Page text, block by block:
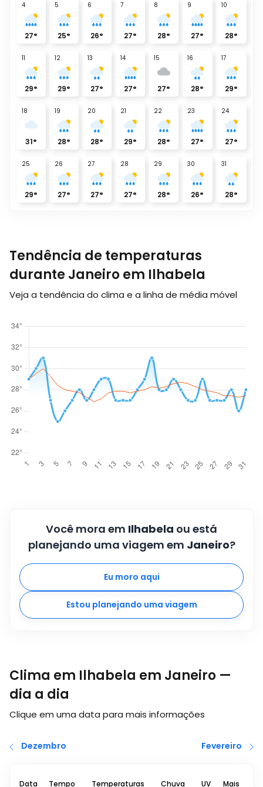
4
27°
5
25°
6
26°
7
27°
8
28°
9
27°
10
28°
11
29°
12
29°
13
27°
14
27°
15
27°
16
28°
17
29°
18
31°
19
28°
20
28°
21
29°
22
28°
23
27°
24
27°
25
29°
26
27°
27
27°
28
27°
29
28°
30
26°
31
28°
Tendência de temperaturas
durante Janeiro em Ilhabela
Veja a tendência do clima e a linha de média móvel
Você mora em Ilhabela ou está
planejando uma viagem em Janeiro?
Eu moro aqui
Estou planejando uma viagem
Clima em Ilhabela em Janeiro —
dia a dia
Clique em uma data para mais informações
Dezembro Fevereiro
Data Tempo Temperaturas Chuva UV Mais